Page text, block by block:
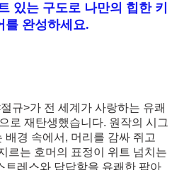
있는 구도로 나만의 힙한 키
를 완성하세요.
규>가 전 세계가 사랑하는 유쾌
로 재탄생했습니다. 원작의 시그
경 속에서, 머리를 감싸 쥐고
르는 호머의 표정이 위트 넘치는
트레스와 답답함을 유쾌한 팝아